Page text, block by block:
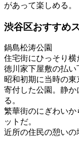
があって楽しめる。
渋谷区おすすめ
鍋島松涛公園
住宅街にひっそり
徳川家下屋敷の払
昭和初期に当時の東
寄付した公園。静か
る。
繁華街のにぎわい
ットだ。
近所の住民の憩いの